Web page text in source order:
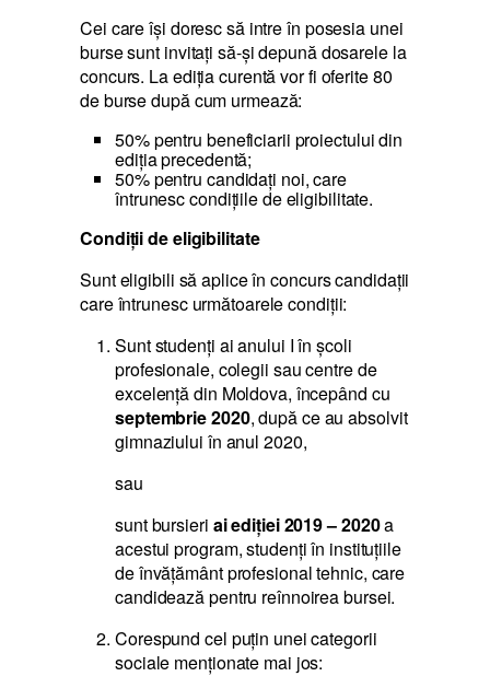
Cei care îşi doresc să intre în posesia unei
burse sunt invitaţi să-şi depună dosarele la
concurs. La ediţia curentă vor fi oferite 80
de burse după cum urmează:
50% pentru beneficiarii proiectului din
ediţia precedentă;
50% pentru candidaţi noi, care
întrunesc condiţiile de eligibilitate.
Condiţii de eligibilitate
Sunt eligibili să aplice în concurs candidații
care întrunesc următoarele condiții:
Sunt studenţi ai anului I în școli
profesionale, colegii sau centre de
excelență din Moldova, începând cu
septembrie 2020, după ce au absolvit
gimnaziului în anul 2020,
sau
sunt bursieri ai ediţiei 2019 – 2020a
acestui program, studenţi în instituțiile
de învăţământ profesional tehnic, care
candidează pentru reînnoirea bursei.
Corespund cel puţin unei categorii
sociale menţionate mai jos: